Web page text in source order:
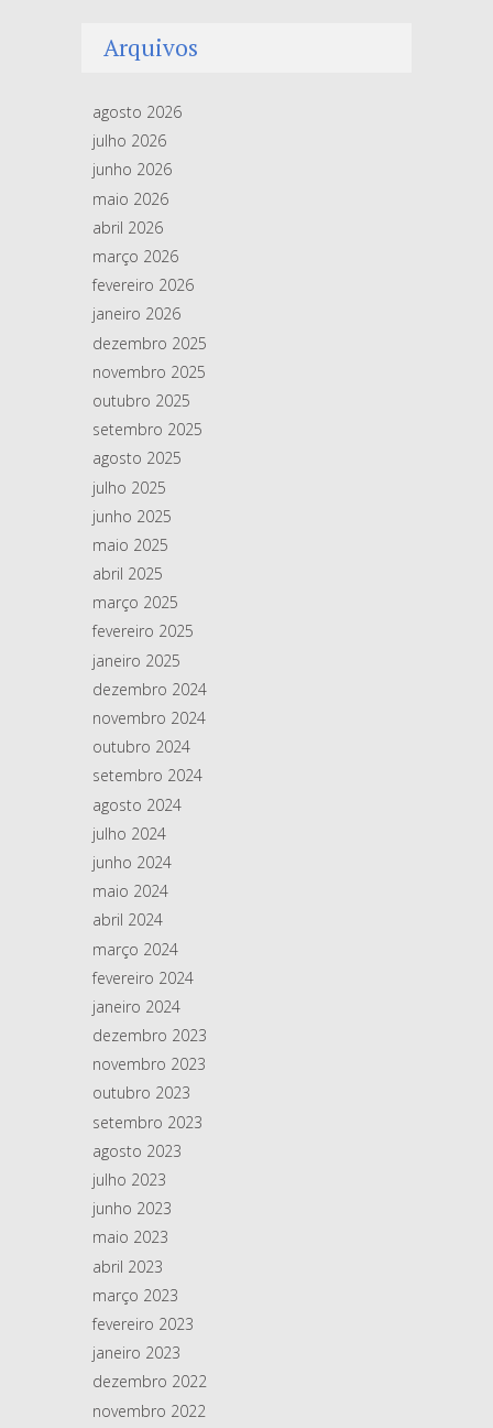
Arquivos
agosto 2026
julho 2026
junho 2026
maio 2026
abril 2026
março 2026
fevereiro 2026
janeiro 2026
dezembro 2025
novembro 2025
outubro 2025
setembro 2025
agosto 2025
julho 2025
junho 2025
maio 2025
abril 2025
março 2025
fevereiro 2025
janeiro 2025
dezembro 2024
novembro 2024
outubro 2024
setembro 2024
agosto 2024
julho 2024
junho 2024
maio 2024
abril 2024
março 2024
fevereiro 2024
janeiro 2024
dezembro 2023
novembro 2023
outubro 2023
setembro 2023
agosto 2023
julho 2023
junho 2023
maio 2023
abril 2023
março 2023
fevereiro 2023
janeiro 2023
dezembro 2022
novembro 2022